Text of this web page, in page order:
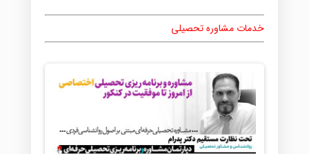
خدمات مشاوره تحصیلی